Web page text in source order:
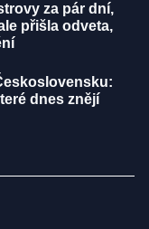
za pár dní,
přišla odveta,
dnes znějí